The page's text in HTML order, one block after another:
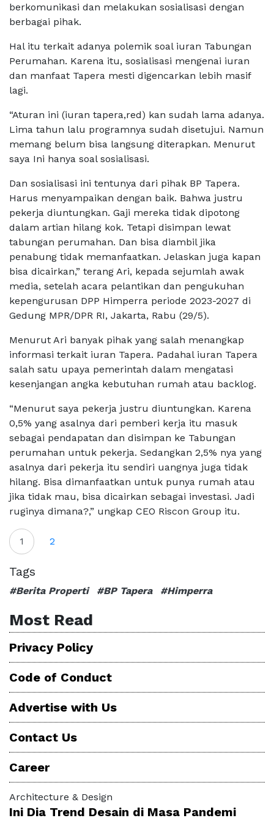
berkomunikasi dan melakukan sosialisasi dengan
berbagai pihak.
Hal itu terkait adanya polemik soal iuran Tabungan
Perumahan. Karena itu, sosialisasi mengenai iuran
dan manfaat Tapera mesti digencarkan lebih masif
lagi.
“Aturan ini (iuran tapera,red) kan sudah lama adanya.
Lima tahun lalu programnya sudah disetujui. Namun
memang belum bisa langsung diterapkan. Menurut
saya Ini hanya soal sosialisasi.
Dan sosialisasi ini tentunya dari pihak BP Tapera.
Harus menyampaikan dengan baik. Bahwa justru
pekerja diuntungkan. Gaji mereka tidak dipotong
dalam artian hilang kok. Tetapi disimpan lewat
tabungan perumahan. Dan bisa diambil jika
penabung tidak memanfaatkan. Jelaskan juga kapan
bisa dicairkan,” terang Ari, kepada sejumlah awak
media, setelah acara pelantikan dan pengukuhan
kepengurusan DPP Himperra periode 2023-2027 di
Gedung MPR/DPR RI, Jakarta, Rabu (29/5).
Menurut Ari banyak pihak yang salah menangkap
informasi terkait iuran Tapera. Padahal iuran Tapera
salah satu upaya pemerintah dalam mengatasi
kesenjangan angka kebutuhan rumah atau backlog.
“Menurut saya pekerja justru diuntungkan. Karena
0,5% yang asalnya dari pemberi kerja itu masuk
sebagai pendapatan dan disimpan ke Tabungan
perumahan untuk pekerja. Sedangkan 2,5% nya yang
asalnya dari pekerja itu sendiri uangnya juga tidak
hilang. Bisa dimanfaatkan untuk punya rumah atau
jika tidak mau, bisa dicairkan sebagai investasi. Jadi
ruginya dimana?,” ungkap CEO Riscon Group itu.
1 2
Tags
#Berita Properti #BP Tapera #Himperra
Most Read
Privacy Policy
Code of Conduct
Advertise with Us
Contact Us
Career
Architecture & Design
Ini Dia Trend Desain di Masa Pandemi